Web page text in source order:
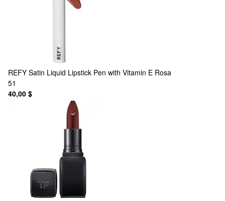
REFY Satin Liquid Lipstick Pen with Vitamin E Rosa
51
40,00 $